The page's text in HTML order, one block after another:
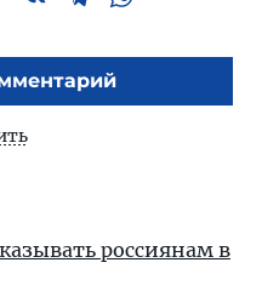
россиянам в